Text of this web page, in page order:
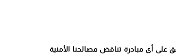
على أي مبادرة تناقض مصالحنا الأمنية